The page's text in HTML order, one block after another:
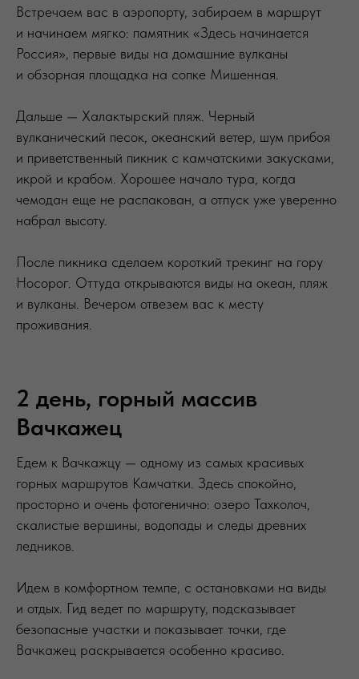
Встречаем вас в аэропорту, забираем в маршрут
и начинаем мягко: памятник «Здесь начинается
Россия», первые виды на домашние вулканы
и обзорная площадка на сопке Мишенная.
Дальше — Халактырский пляж. Черный
вулканический песок, океанский ветер, шум прибоя
и приветственный пикник с камчатскими закусками,
икрой и крабом. Хорошее начало тура, когда
чемодан еще не распакован, а отпуск уже уверенно
набрал высоту.
После пикника сделаем короткий трекинг на гору
Носорог. Оттуда открываются виды на океан, пляж
и вулканы. Вечером отвезем вас к месту
проживания.
2 день, горный массив
Вачкажец
Едем к Вачкажцу — одному из самых красивых
горных маршрутов Камчатки. Здесь спокойно,
просторно и очень фотогенично: озеро Тахколоч,
скалистые вершины, водопады и следы древних
ледников.
Идем в комфортном темпе, с остановками на виды
и отдых. Гид ведет по маршруту, подсказывает
безопасные участки и показывает точки, где
Вачкажец раскрывается особенно красиво.